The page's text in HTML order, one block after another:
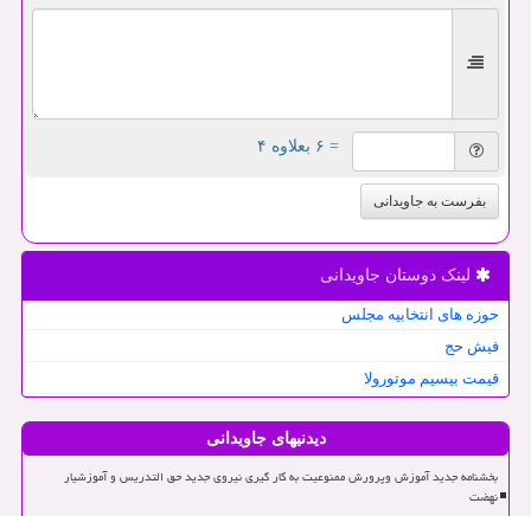
= ۶ بعلاوه ۴
بفرست به جاویدانی
لینک دوستان جاویدانی
حوزه های انتخابیه مجلس
فیش حج
قیمت بیسیم موتورولا
دیدنیهای جاویدانی
بخشنامه جدید آموزش وپرورش ممنوعیت به کار گیری نیروی جدید حق التدریس و آموزشیار
نهضت